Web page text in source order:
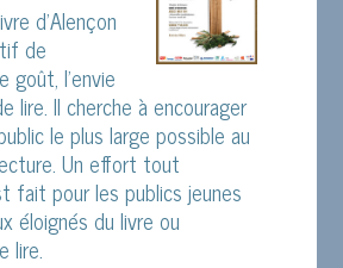
d’Alençon
de
goût, l’envie
lire. Il cherche à encourager
le plus large possible au
Un effort tout
fait pour les publics jeunes
éloignés du livre ou
lire.